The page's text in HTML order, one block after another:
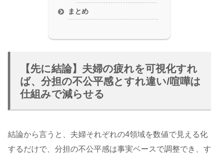
まとめ
【先に結論】夫婦の疲れを可視化すれ
ば、分担の不公平感とすれ違い/喧嘩は
仕組みで減らせる
結論から言うと、夫婦それぞれの4領域を数値で見える化
するだけで、分担の不公平感は事実ベースで調整でき、す